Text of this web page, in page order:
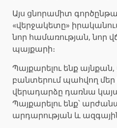
Այս ցնորամիտ
«վերջակետը»
նոր համառության, նոր
պայքարի։
Պայքարելու ենք
բանտերում պահվող մեր
վերադարձը դառնա
Պայքարելու ենք՝
արդարության և